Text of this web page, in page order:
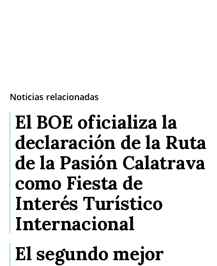
Noticias relacionadas
El BOE oficializa la
declaración de la Ruta
de la Pasión Calatrava
como Fiesta de
Interés Turístico
Internacional
El segundo mejor